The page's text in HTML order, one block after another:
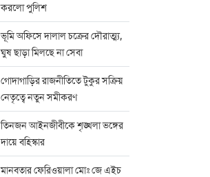
করলো পুলিশ
ভূমি অফিসে দালাল চক্রের দৌরাত্ম্য,
ঘুষ ছাড়া মিলছে না সেবা
গোদাগাড়ির রাজনীতিতে টুকুর সক্রিয়
নেতৃত্বে নতুন সমীকরণ
তিনজন আইনজীবীকে শৃঙ্খলা ভঙ্গের
দায়ে বহিস্কার
মানবতার ফেরিওয়ালা মোঃ জে এইচ